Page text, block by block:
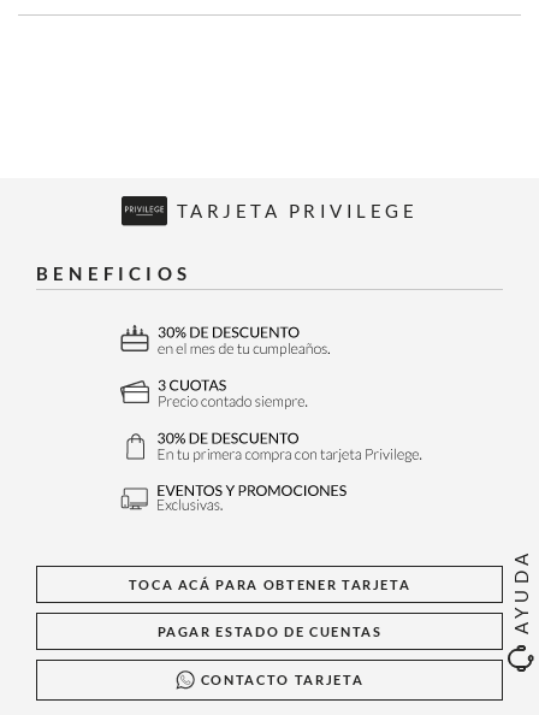
AYUDA
TARJETA PRIVILEGE
BENEFICIOS
TOCA ACÁ PARA OBTENER TARJETA
PAGAR ESTADO DE CUENTAS
CONTACTO TARJETA